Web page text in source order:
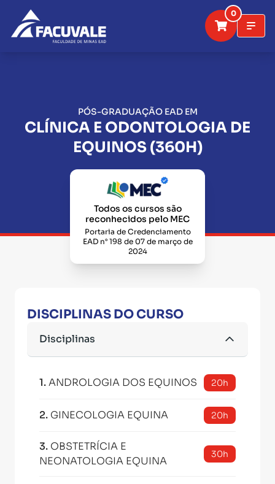
0
PÓS-GRADUAÇÃO EAD EM
CLÍNICA E ODONTOLOGIA DE
EQUINOS (360H)
Todos os cursos são
reconhecidos pelo MEC
Portaria de Credenciamento
EAD n° 198 de 07 de março de
2024
DISCIPLINAS DO CURSO
Disciplinas
1.ANDROLOGIA DOS EQUINOS 20h
2. GINECOLOGIA EQUINA 20h
3. OBSTETRÍCIA E
NEONATOLOGIA EQUINA
30h